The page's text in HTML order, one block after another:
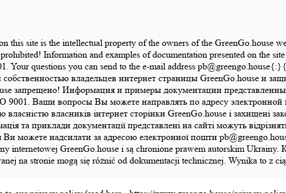
this site is the intellectual property of the owners of the GreenGo.house
Information and examples of documentation presented on the
Your questions you can send to the e-mail address
собственностью владельцев интернет страницы GreenGo.house и
запрещено! Информация и примеры документации
9001. Ваши вопросы Вы можете направлять по адресу
власністю власників інтернет сторінки GreenGo.house і
та приклади документації представлені на сайті можуть
можете надсилати за адресою електронної пошти
internetowej GreenGo.house i są chronione prawem autorskim
na stronie mogą się różnić od dokumentacji technicznej. Wynika to z